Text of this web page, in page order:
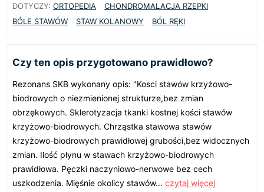
DOTYCZY: ORTOPEDIA
CHONDROMALACJA RZEPKI
BÓLE STAWÓW
STAW KOLANOWY BÓL RĘKI
Czy ten opis przygotowano prawidłowo?
Rezonans SKB wykonany opis: "Kosci stawów krzyżowo-
biodrowych o niezmienionej strukturze,bez zmian
obrzękowych. Sklerotyzacja tkanki kostnej kości stawów
krzyżowo-biodrowych. Chrząstka stawowa stawów
krzyżowo-biodrowych prawidłowej grubości,bez widocznych
zmian. Ilość płynu w stawach krzyżowo-biodrowych
prawidłowa. Pęczki naczyniowo-nerwowe bez cech
uszkodzenia. Mięśnie okolicy stawów... czytaj więcej